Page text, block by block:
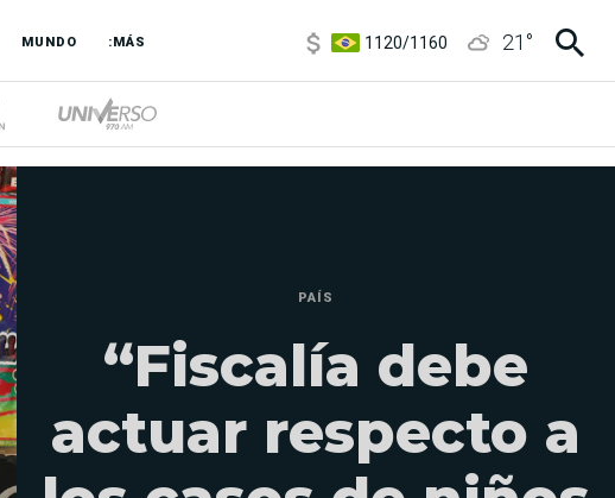
MUNDO :MÁS
3,6/3,9
21 °
PAÍS
“Fiscalía debe
actuar respecto a